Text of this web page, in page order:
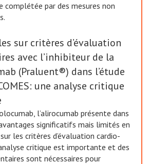
par des mesures non
sur critères d’évaluation
avec l’inhibiteur de la
(Praluent®) dans l’étude
une analyse critique
l’alirocumab présente dans
significatifs mais limités en
les critères d’évaluation cardio-
critique est importante et des
sont nécessaires pour